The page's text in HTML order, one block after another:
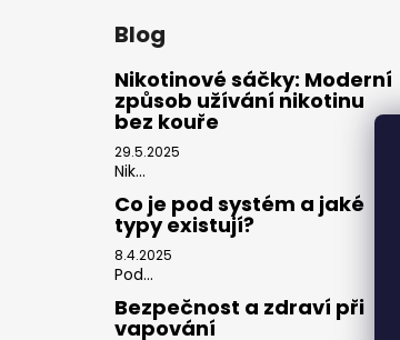
Blog
Nikotinové sáčky: Moderní
způsob užívání nikotinu
bez kouře
29.5.2025
Nik...
Co je pod systém a jaké
typy existují?
8.4.2025
Pod...
Bezpečnost a zdraví při
vapování